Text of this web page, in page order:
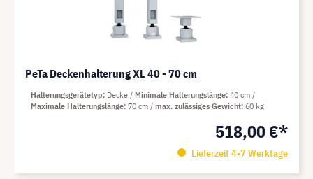
PeTa Deckenhalterung XL 40 - 70 cm
518,00 €*
Lieferzeit 4-7 Werktage
Halterungsgerätetyp Decke Minimale Halterungslänge 40 cm
Maximale Halterungslänge 70 cm max. zulässiges Gewicht 60 kg